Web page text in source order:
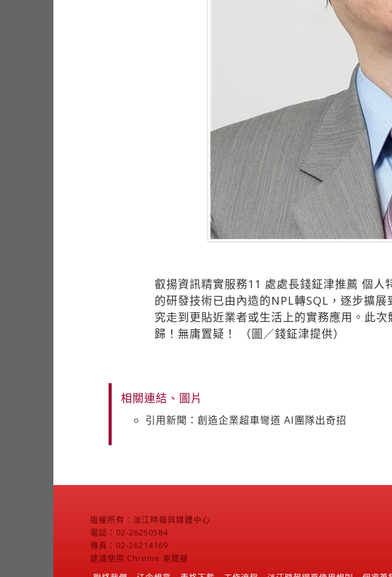
叡揚資訊精實服務11 處處長錢鉦津推薦 個
的研發技術已由內造的NPL轉SQL，逐步擴
究走到更貼近業者或生活上的實務應用。此
歸！無庸置疑！ （圖／錢鉦津提供）
相關連結、圖片
引用新聞：創造企業超車彎道 AI團隊出奇招
版權所有：淡江時報與媒體中心
電話：02-26250584
傳真：02-26214169
建議使用 Chrome 瀏覽器